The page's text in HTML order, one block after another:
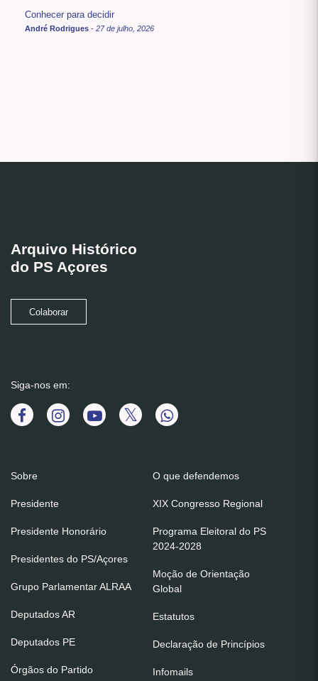
Conhecer para decidir
André Rodrigues - 27 de julho, 2026
Arquivo Histórico
do PS Açores
Colaborar
Siga-nos em:
Sobre
Presidente
Presidente Honorário
Presidentes do PS/Açores
Grupo Parlamentar ALRAA
Deputados AR
Deputados PE
Órgãos do Partido
O que defendemos
XIX Congresso Regional
Programa Eleitoral do PS
2024-2028
Moção de Orientação
Global
Estatutos
Declaração de Princípios
Infomails